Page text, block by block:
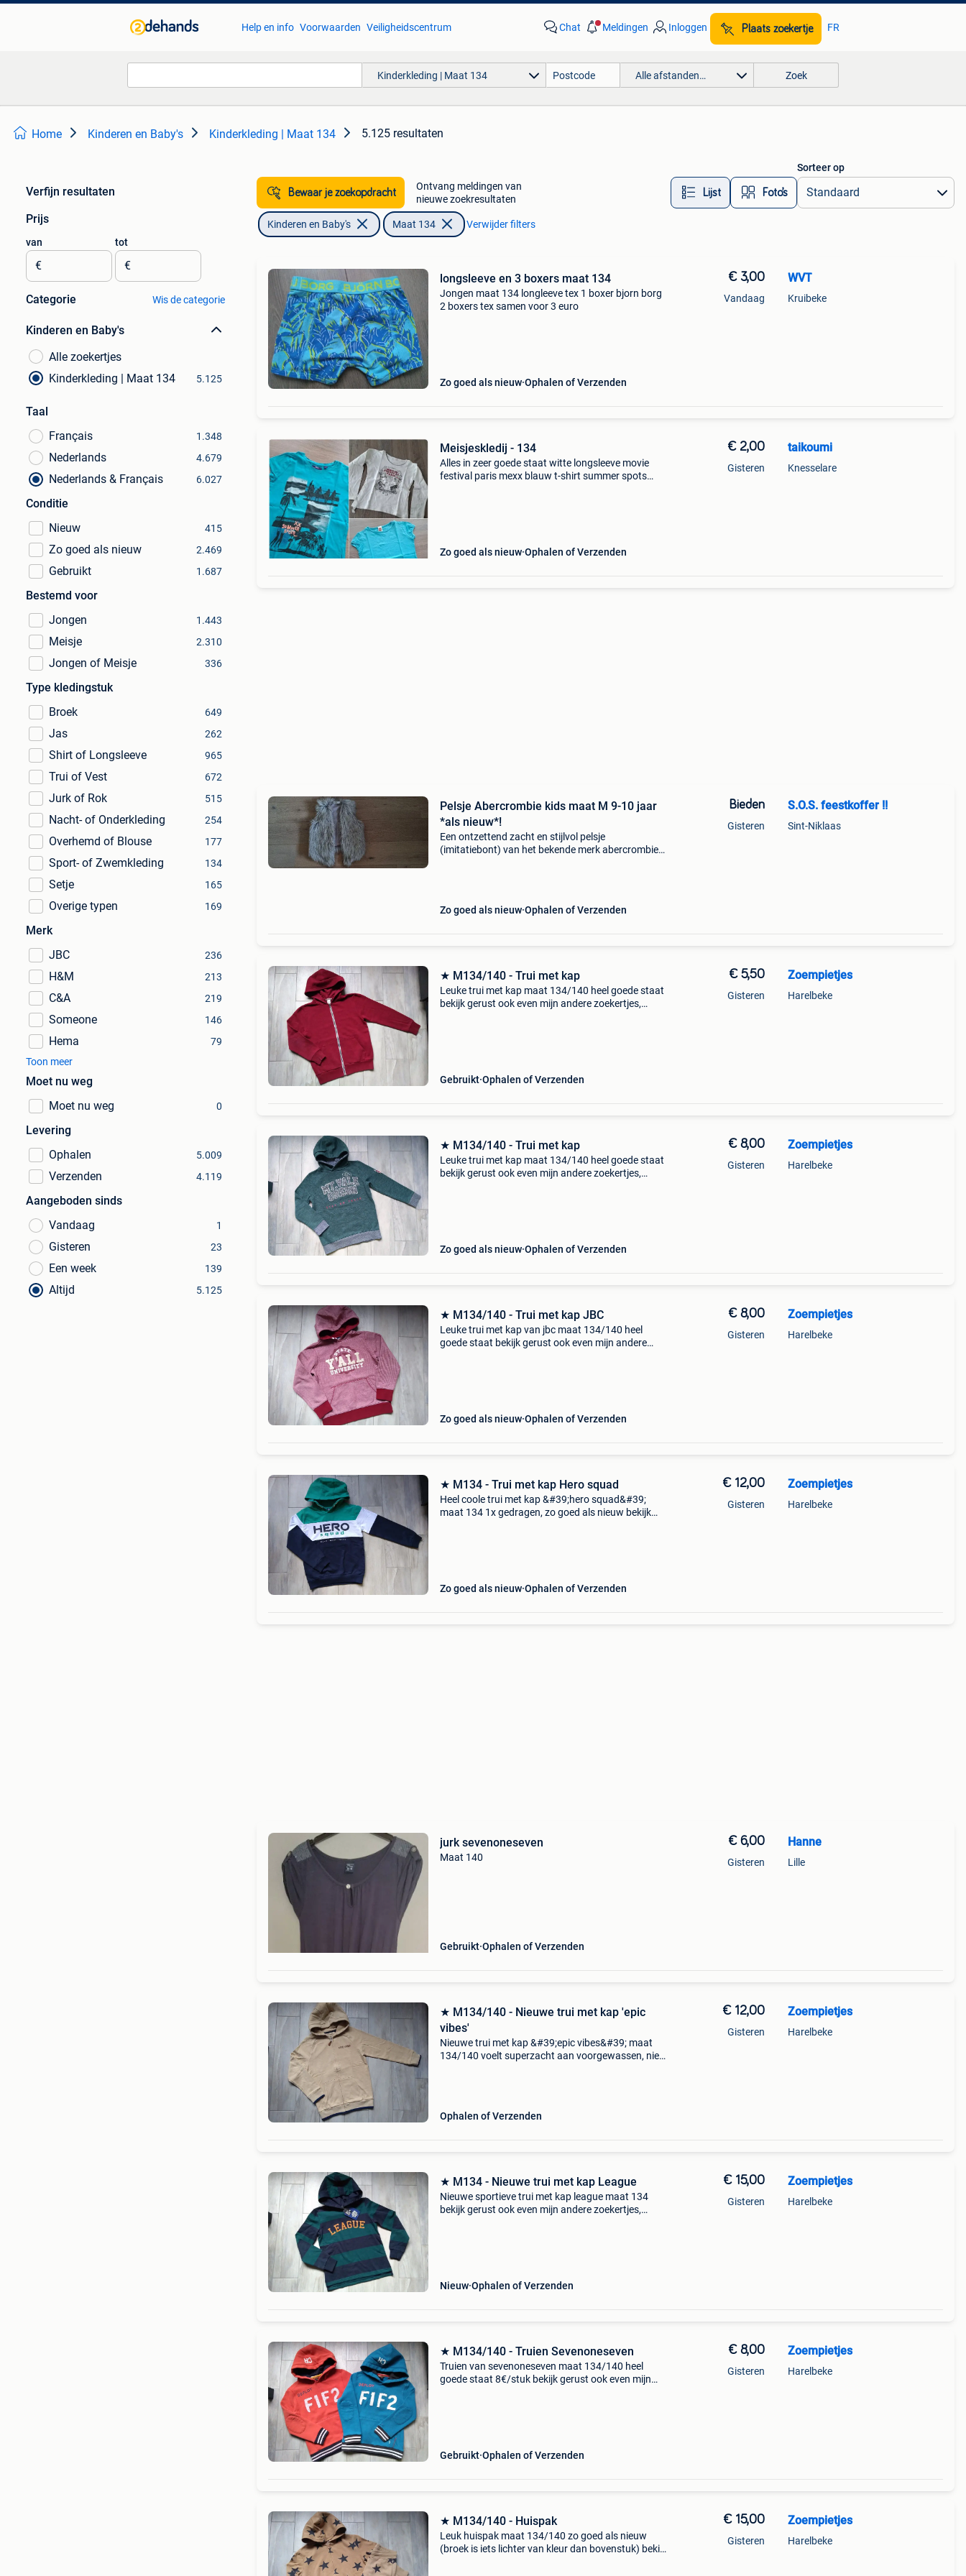
Help en info Voorwaarden Veiligheidscentrum Chat Meldingen Inloggen Plaats zoekertje FR
Kinderkleding | Maat 134 Alle afstanden… Zoek
Home Kinderen en Baby's Kinderkleding | Maat 134 5.125 resultaten
Verfijn resultaten
Prijs
van
€
tot
€
Categorie Wis de categorie
Kinderen en Baby's
Alle zoekertjes
Kinderkleding | Maat 134
5.125
Taal
Français
1.348
Nederlands 4.679
Nederlands & Français 6.027
Conditie
Nieuw
415
Zo goed als nieuw 2.469
Gebruikt 1.687
Bestemd voor
Jongen
1.443
Meisje 2.310
Jongen of Meisje 336
Type kledingstuk
Broek
649
Jas 262
Shirt of Longsleeve 965
Trui of Vest 672
Jurk of Rok 515
Nacht- of Onderkleding 254
Overhemd of Blouse 177
Sport- of Zwemkleding 134
Setje 165
Overige typen 169
Merk
JBC
236
H&M 213
C&A 219
Someone 146
Hema
79
Toon meer
Moet nu weg
Moet nu weg
0
Levering
Ophalen
5.009
Verzenden 4.119
Aangeboden sinds
Vandaag
1
Gisteren 23
Een week 139
Altijd 5.125
Bewaar je zoekopdracht
Ontvang meldingen van
nieuwe zoekresultaten
Lijst Foto’s
Sorteer op
Kinderen en Baby's Maat 134 Verwijder filters
longsleeve en 3 boxers maat 134
Jongen maat 134 longleeve tex 1 boxer bjorn borg
2 boxers tex samen voor 3 euro
Zo goed als nieuw Ophalen of Verzenden
€ 3,00
Vandaag
WVT
Kruibeke
Meisjeskledij - 134
Alles in zeer goede staat witte longsleeve movie
festival paris mexx blauw t-shirt summer spots
Zo goed als nieuw Ophalen of Verzenden
€ 2,00
Gisteren
taikoumi
Knesselare
Pelsje Abercrombie kids maat M 9-10 jaar
*als nieuw*!
Een ontzettend zacht en stijlvol pelsje
(imitatiebont) van het bekende merk abercrombie
Zo goed als nieuw Ophalen of Verzenden
Bieden
Gisteren
S.O.S. feestkoffer !!
Sint-Niklaas
★ M134/140 - Trui met kap
Leuke trui met kap maat 134/140 heel goede staat
bekijk gerust ook even mijn andere zoekertjes,
Gebruikt Ophalen of Verzenden
€ 5,50
Gisteren
Zoempietjes
Harelbeke
★ M134/140 - Trui met kap
Leuke trui met kap maat 134/140 heel goede staat
bekijk gerust ook even mijn andere zoekertjes,
Zo goed als nieuw Ophalen of Verzenden
€ 8,00
Gisteren
Zoempietjes
Harelbeke
★ M134/140 - Trui met kap JBC
Leuke trui met kap van jbc maat 134/140 heel
goede staat bekijk gerust ook even mijn andere
Zo goed als nieuw Ophalen of Verzenden
€ 8,00
Gisteren
Zoempietjes
Harelbeke
★ M134 - Trui met kap Hero squad
Heel coole trui met kap &#39;hero squad&#39;
maat 134 1x gedragen, zo goed als nieuw bekijk
Zo goed als nieuw Ophalen of Verzenden
€ 12,00
Gisteren
Zoempietjes
Harelbeke
jurk sevenoneseven
Maat 140
Gebruikt Ophalen of Verzenden
€ 6,00
Gisteren
Hanne
Lille
★ M134/140 - Nieuwe trui met kap 'epic
vibes'
Nieuwe trui met kap &#39;epic vibes&#39; maat
134/140 voelt superzacht aan voorgewassen, niet
Ophalen of Verzenden
€ 12,00
Gisteren
Zoempietjes
Harelbeke
★ M134 - Nieuwe trui met kap League
Nieuwe sportieve trui met kap league maat 134
bekijk gerust ook even mijn andere zoekertjes,
Nieuw Ophalen of Verzenden
€ 15,00
Gisteren
Zoempietjes
Harelbeke
★ M134/140 - Truien Sevenoneseven
Truien van sevenoneseven maat 134/140 heel
goede staat 8€/stuk bekijk gerust ook even mijn
Gebruikt Ophalen of Verzenden
€ 8,00
Gisteren
Zoempietjes
Harelbeke
★ M134/140 - Huispak
Leuk huispak maat 134/140 zo goed als nieuw
(broek is iets lichter van kleur dan bovenstuk) bekijk
€ 15,00
Gisteren
Zoempietjes
Harelbeke